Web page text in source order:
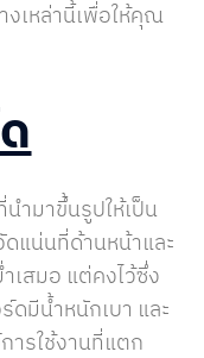
งเหล่านี้เพื่อให้คุณ
ำมาขึ้นรูปให้เป็น
แน่นที่ด้านหน้าและ
เสมอ แต่คงไว้ซึ่ง
มีน้ำหนักเบา และ
ารใช้งานที่แตก